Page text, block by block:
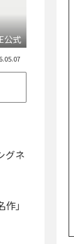
公式
グネ
」